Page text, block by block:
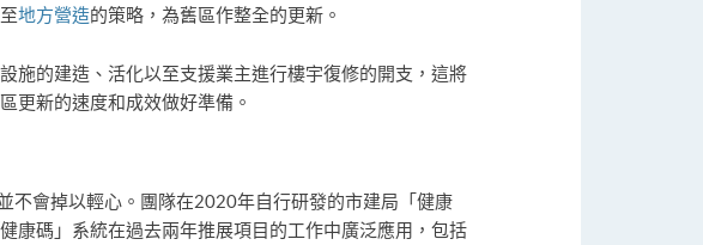
地方營造的策略，為舊區作整全的更新。
施的建造、活化以至支援業主進行樓宇復修的開支，這將
更新的速度和成效做好準備。
不會掉以輕心。團隊在2020年自行研發的市建局「健康
康碼」系統在過去兩年推展項目的工作中廣泛應用，包括